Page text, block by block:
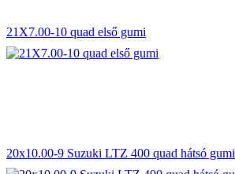
21X7.00-10 quad első gumi
20x10.00-9 Suzuki LTZ 400 quad hátsó gumi